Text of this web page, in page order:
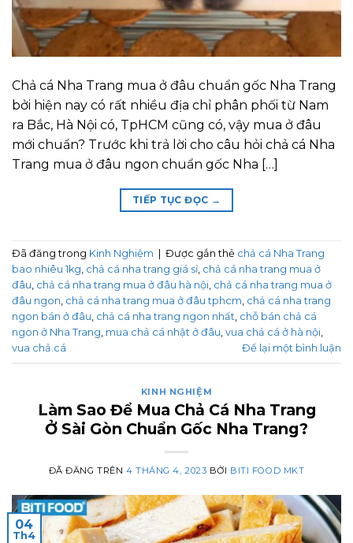
Chả cá Nha Trang mua ở đâu chuẩn gốc Nha Trang
bởi hiện nay có rất nhiều địa chỉ phân phối từ Nam
ra Bắc, Hà Nội có, TpHCM cũng có, vậy mua ở đâu
mới chuẩn? Trước khi trả lời cho câu hỏi chả cá Nha
Trang mua ở đâu ngon chuẩn gốc Nha […]
TIẾP TỤC ĐỌC →
Đã đăng trong Kinh Nghiệm Được gắn thẻ chả cá Nha Trang
bao nhiêu 1kg chả cá nha trang giá sỉ chả cá nha trang mua ở
đâu chả cá nha trang mua ở đâu hà nội chả cá nha trang mua ở
đâu ngon chả cá nha trang mua ở đâu tphcm chả cá nha trang
ngon bán ở đâu chả cá nha trang ngon nhất chỗ bán chả cá
ngon ở Nha Trang mua chả cá nhật ở đâu vua chả cá ở hà nội
vua chả.cá
Để lại một bình luận
KINH NGHIỆM
Làm Sao Để Mua Chả Cá Nha Trang
Ở Sài Gòn Chuẩn Gốc Nha Trang?
ĐÃ ĐĂNG TRÊN 4 THÁNG 4, 2023 BỞI BITI FOOD MKT
04
Th4